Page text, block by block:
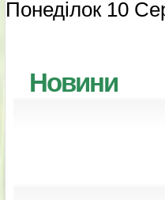
Понеділок 10
Новини